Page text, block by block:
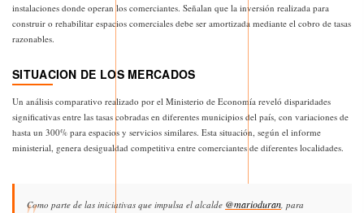
instalaciones donde operan los comerciantes. Señalan que la inversión realizada para
construir o rehabilitar espacios comerciales debe ser amortizada mediante el cobro de tasas
razonables.
SITUACION DE LOS MERCADOS
Un análisis comparativo realizado por el Ministerio de Economía reveló disparidades
significativas entre las tasas cobradas en diferentes municipios del país, con variaciones de
hasta un 300% para espacios y servicios similares. Esta situación, según el informe
ministerial, genera desigualdad competitiva entre comerciantes de diferentes localidades.
Como parte de las iniciativas que impulsa el alcalde @marioduran, para